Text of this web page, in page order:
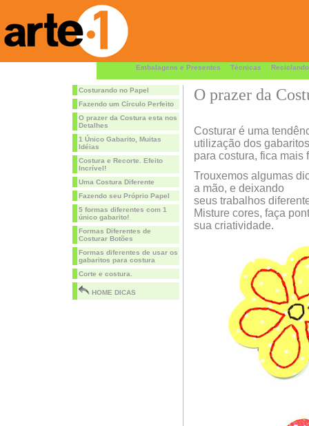
Embalagens e Presentes Técnicas Reciclando
Costurando no Papel
Fazendo um Círculo Perfeito
O prazer da Costura esta nos
Detalhes
1 Único Gabarito, Muitas
Idéias
Costura e Recorte. Efeito
Incrível!
Uma Costura Diferente
Fazendo seu Próprio Papel
5 formas diferentes com 1
único gabarito!
Formas Diferentes de
Costurar Botões
Formas diferentes de usar os
gabaritos para costura
Corte e costura.
HOME DICAS
O prazer da
Costurar é uma
utilização dos gabaritos
para costura, fica mais
Trouxemos algumas
a mão, e deixando
seus trabalhos
Misture cores, faça
sua criatividade.